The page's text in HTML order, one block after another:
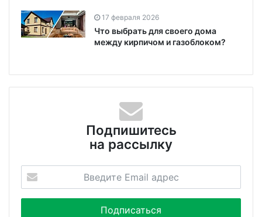
17 февраля 2026
Что выбрать для своего дома
между кирпичом и газоблоком?
Подпишитесь
на рассылку